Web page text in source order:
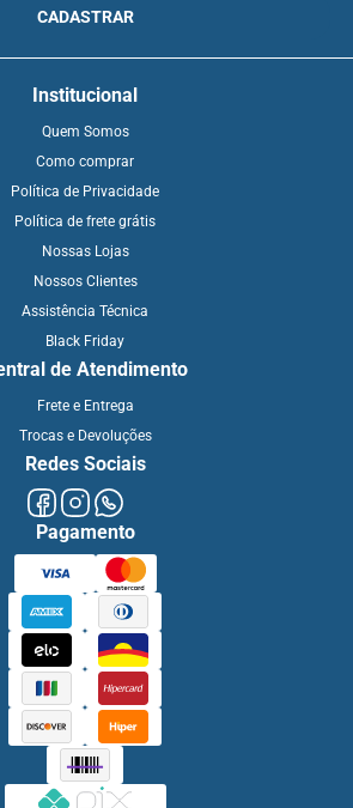
CADASTRAR
Institucional
Quem Somos
Como comprar
Política de Privacidade
Política de frete grátis
Nossas Lojas
Nossos Clientes
Assistência Técnica
Black Friday
de Atendimento
Frete e Entrega
Trocas e Devoluções
Redes Sociais
Pagamento